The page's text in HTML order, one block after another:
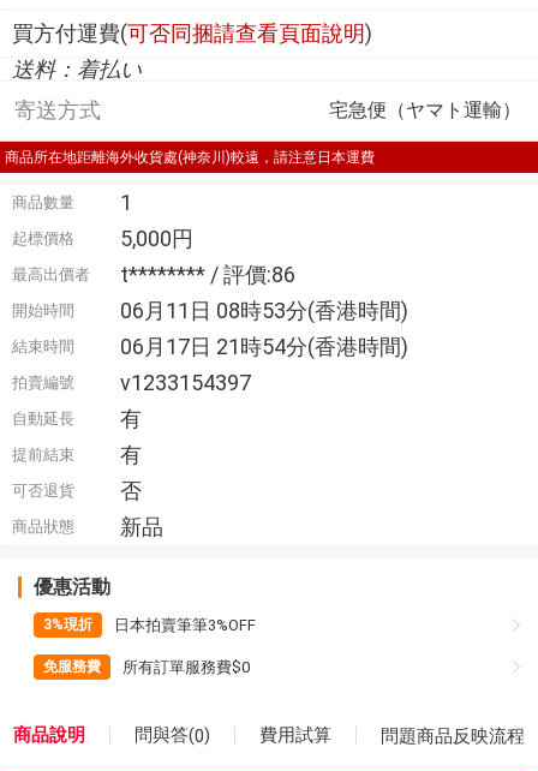
買方付運費(可否同捆請查看頁面說明)
送料：着払い
寄送方式
宅急便（ヤマト運輸）
商品所在地距離海外收貨處(神奈川)較遠，請注意日本運費
商品數量 1
起標價格 5,000円
最高出價者 t******** / 評價:86
開始時間 06月11日 08時53分(香港時間)
結束時間 06月17日 21時54分(香港時間)
拍賣編號 v1233154397
自動延長 有
提前結束 有
可否退貨 否
商品狀態 新品
優惠活動
3%現折 日本拍賣筆筆3%OFF
免服務費 所有訂單服務費$0
商品說明 問與答(0) 費用試算 問題商品反映流程